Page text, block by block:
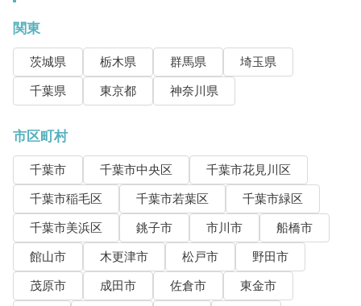
関東
茨城県 栃木県 群馬県
埼玉県
千葉県
東京都 神奈川県
市区町村
千葉市 千葉市中央区
千葉市花見川区
千葉市稲毛区
千葉市若葉区
千葉市緑区
千葉市美浜区
銚子市 市川市
船橋市
館山市
木更津市 松戸市
野田市
茂原市
成田市 佐倉市
東金市